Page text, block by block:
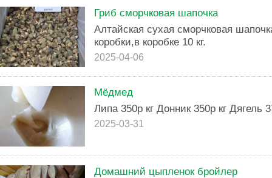
Гриб сморчковая шапочка
Алтайская сухая сморчковая
коробки,в коробке 10 кг.
2025-04-06
Мёдмед
Липа 350р кг Донник 350р кг Дягель
2025-03-31
Домашний цыпленок бройлер